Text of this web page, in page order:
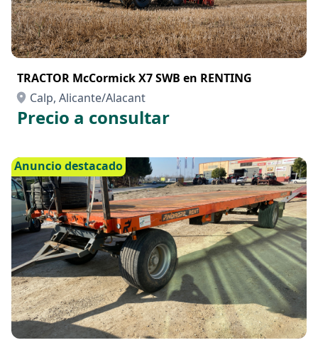
TRACTOR McCormick X7 SWB en RENTING
Calp, Alicante/Alacant
Precio a consultar
Anuncio destacado